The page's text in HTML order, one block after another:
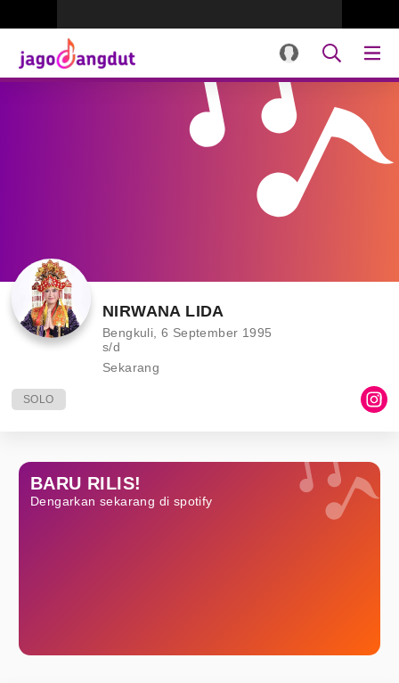
NIRWANA LIDA
Bengkuli, 6 September 1995
s/d
Sekarang
SOLO
BARU RILIS!
Dengarkan sekarang di spotify